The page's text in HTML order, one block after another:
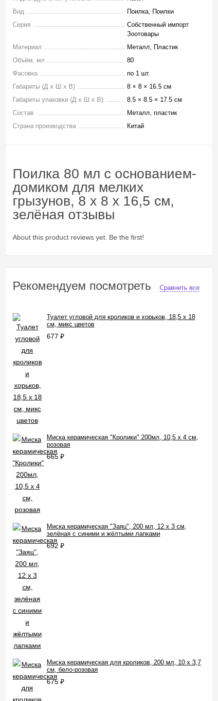
Вид
Поилка, Поилки
Серия
Собственный импорт
Зоотовары
Материал
Металл, Пластик
Объём, мл
80
Фасовка
по 1 шт.
Габариты (Д х Ш х В)
8 × 8 × 16.5 см
Габариты упаковки (Д х Ш х В)
8.5 × 8.5 × 17.5 см
Состав
Металл, пластик
Страна производства
Китай
Поилка 80 мл с основанием-
домиком для мелких
грызунов, 8 х 8 х 16,5 см,
зелёная отзывы
About this product reviews yet. Be the first!
Рекомендуем посмотреть Сравнить все
Туалет угловой для кроликов и хорьков, 18,5 х 18
см, микс цветов
677 ₽
Миска керамическая "Кролики" 200мл, 10,5 х 4 см,
розовая
665 ₽
Миска керамическая "Заяц", 200 мл, 12 x 3 cм,
зелёная с синими и жёлтыми лапками
692 ₽
Миска керамическая для кроликов, 200 мл, 10 х 3,7
см, бело-розовая
675 ₽